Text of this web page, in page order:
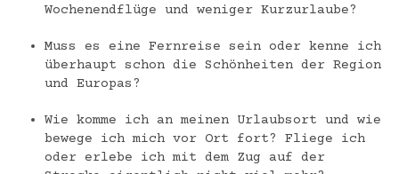
Wochenendflüge und weniger Kurzurlaube?
Muss es eine Fernreise sein oder kenne ich
überhaupt schon die Schönheiten der Region
und Europas?
Wie komme ich an meinen Urlaubsort und wie
bewege ich mich vor Ort fort? Fliege ich
oder erlebe ich mit dem Zug auf der